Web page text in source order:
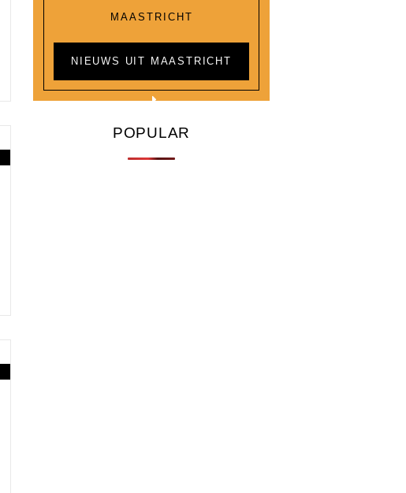
MAASTRICHT
NIEUWS UIT MAASTRICHT
POPULAR